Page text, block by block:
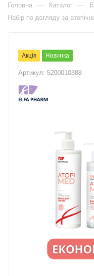
Головна — Каталог —
Набір по догляду за
Акція Новинка
Артикул: 5200010888